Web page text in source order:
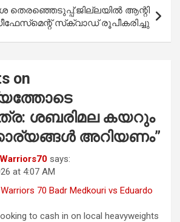
തെരഞ്ഞെടുപ്പ്:ജില്ലയിൽ ആന്റി
സ്‌ക്വാഡ് രൂപീകരിച്ചു
on
ശബരിമല കയറും
അറിയണം”
says:
at 4:07 AM
Warriors 70 Badr Medkouri vs Eduardo
to cash in on local heavyweights